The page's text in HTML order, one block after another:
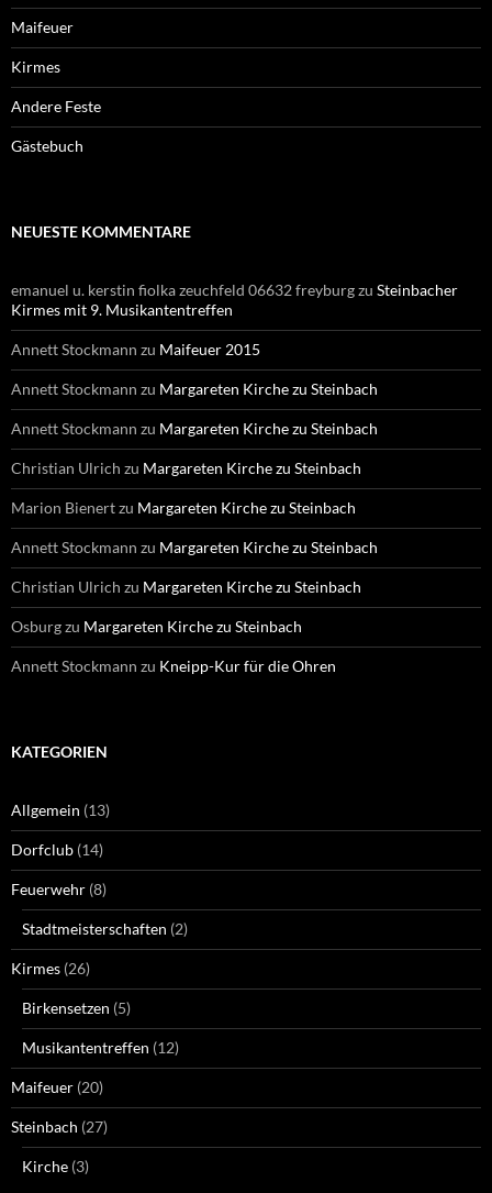
Maifeuer
Kirmes
Andere Feste
Gästebuch
NEUESTE KOMMENTARE
emanuel u. kerstin fiolka zeuchfeld 06632 freyburgzu Steinbacher
Kirmes mit 9. Musikantentreffen
Annett Stockmann zu Maifeuer 2015
Annett Stockmann zu Margareten Kirche zu Steinbach
Annett Stockmann zu Margareten Kirche zu Steinbach
Christian Ulrich zu Margareten Kirche zu Steinbach
Marion Bienertzu Margareten Kirche zu Steinbach
Annett Stockmann zu Margareten Kirche zu Steinbach
Christian Ulrich zu Margareten Kirche zu Steinbach
Osburgzu Margareten Kirche zu Steinbach
Annett Stockmann zu Kneipp-Kur für die Ohren
KATEGORIEN
Allgemein (13)
Dorfclub (14)
Feuerwehr (8)
Stadtmeisterschaften (2)
Kirmes (26)
Birkensetzen (5)
Musikantentreffen (12)
Maifeuer (20)
Steinbach (27)
Kirche (3)